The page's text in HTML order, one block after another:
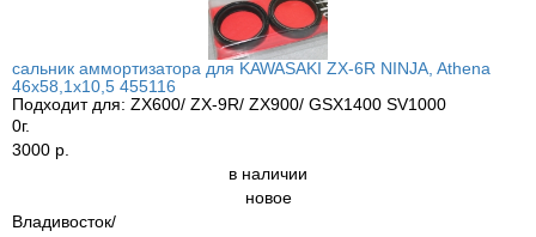
сальник аммортизатора для KAWASAKI ZX-6R NINJA, Athena
46x58,1x10,5 455116
Подходит для: ZX600/ ZX-9R/ ZX900/ GSX1400 SV1000
0г.
3000 р.
в наличии
новое
Владивосток/